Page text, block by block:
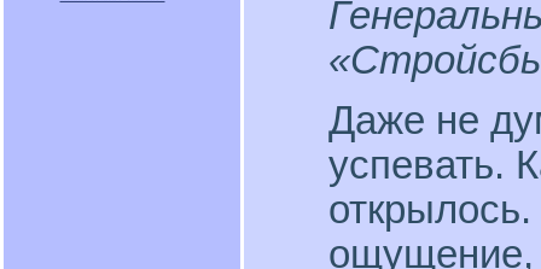
Даже не
успевать.
ощущение,